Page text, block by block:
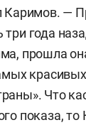
Каримов. —
года
прошла
Что
показа,